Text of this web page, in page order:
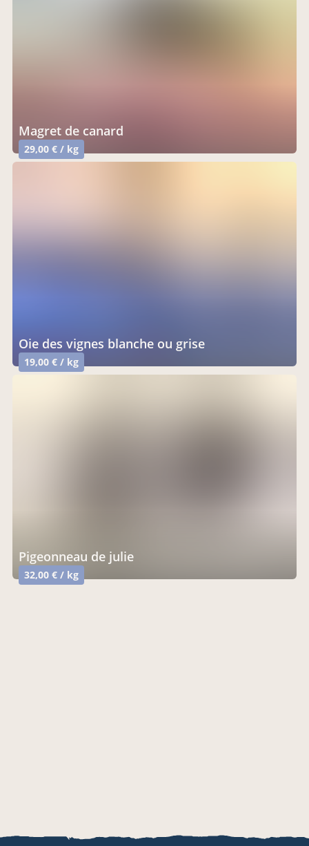
magret de canard
29,00 € / kg
oie des vignes blanche ou grise
19,00 € / kg
pigeonneau de julie
32,00 € / kg